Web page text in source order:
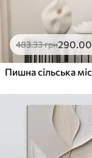
483.33грн290 .00